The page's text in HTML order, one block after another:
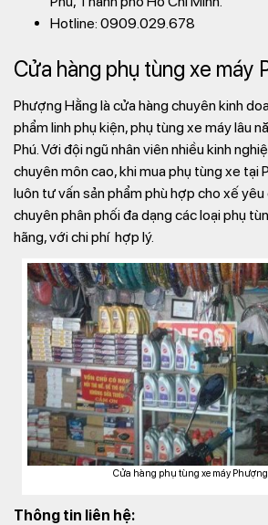
Hotline: 0909.029.678
Cửa hàng phụ tùng xe máy
Phượng Hằng là cửa hàng chuyên kinh
phẩm linh phụ kiện, phụ tùng xe máy lâu
Phú. Với đội ngũ nhân viên nhiều kinh
chuyên môn cao, khi mua phụ tùng xe tại
luôn tư vấn sản phẩm phù hợp cho xế yêu
chuyên phân phối đa dạng các loại phụ
hãng, với chi phí hợp lý.
Cửa hàng phụ tùng xe máy
Thông tin liên hệ: